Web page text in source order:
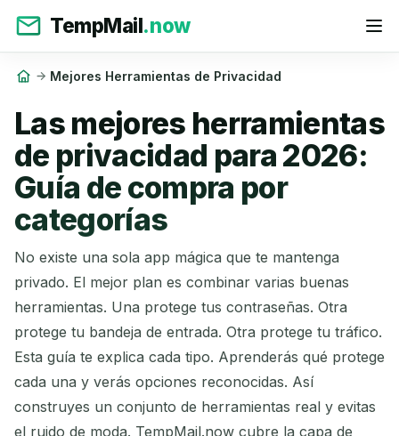
TempMail.now
Mejores Herramientas de Privacidad
Las mejores herramientas
de privacidad para 2026:
Guía de compra por
categorías
No existe una sola app mágica que te mantenga
privado. El mejor plan es combinar varias buenas
herramientas. Una protege tus contraseñas. Otra
protege tu bandeja de entrada. Otra protege tu tráfico.
Esta guía te explica cada tipo. Aprenderás qué protege
cada una y verás opciones reconocidas. Así
construyes un conjunto de herramientas real y evitas
el ruido de moda. TempMail.now cubre la capa de